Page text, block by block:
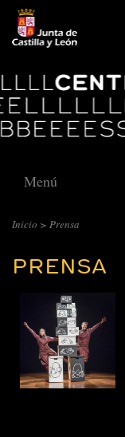
Centro
Cultural
Miguel
Delibes
Menú
CENTRO
MIGUEL
DELIBES
PRENSA
Inicio > Prensa
PRENSA